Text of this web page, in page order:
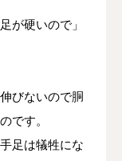
が硬いので」
びないので胴
です。
足は犠牲にな